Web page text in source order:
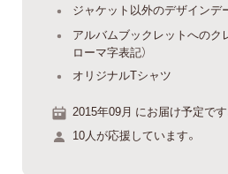
ジャケット以外のデザインデ
アルバムブックレットへのク
ローマ字表記）
オリジナルTシャツ
2015年09月 にお届け予定です
10人が応援しています。